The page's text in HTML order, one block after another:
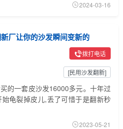
2024-03-16
厂让你的沙发瞬间变新的
拨打电话
[民用沙发翻新]
的一套皮沙发16000多元。十年过
龟裂掉皮儿,丢了可惜于是翻新秒
2023-05-21